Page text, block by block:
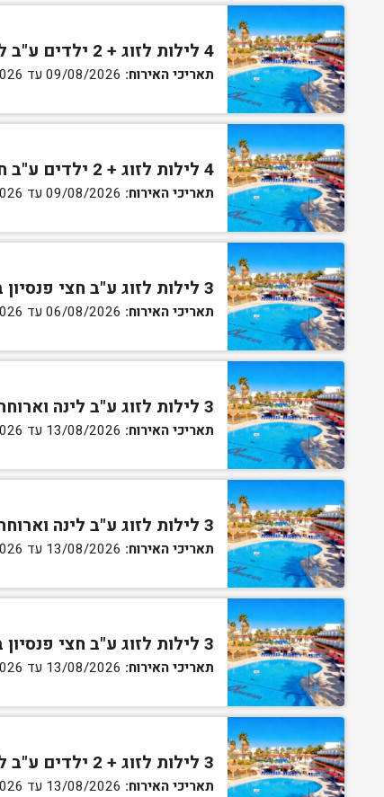
4 לילות לזוג + 2 ילדים ע"ב לינה וארוחת בוקר בחדר סופריור
תאריכי האירוח:
4 לילות לזוג + 2 ילדים ע"ב חצי פנסיון בחדר סופריור
תאריכי האירוח:
3 לילות לזוג ע"ב חצי פנסיון בחדר גן
תאריכי האירוח:
3 לילות לזוג ע"ב לינה וארוחת בוקר בחדר סטנדרט
תאריכי האירוח:
3 לילות לזוג ע"ב לינה וארוחת בוקר בחדר גן
תאריכי האירוח:
3 לילות לזוג ע"ב חצי פנסיון בחדר גן
תאריכי האירוח:
3 לילות לזוג + 2 ילדים ע"ב לינה וארוחת בוקר בחדר סופריור
תאריכי האירוח: